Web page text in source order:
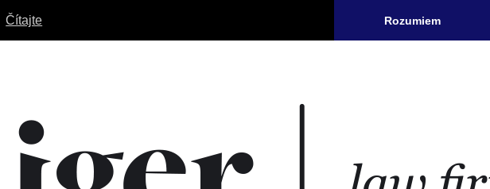
Čítajte Rozumiem